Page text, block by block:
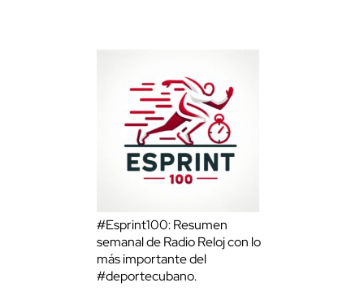
#Esprint100: Resumen
semanal de Radio Reloj con lo
más importante del
#deportecubano.